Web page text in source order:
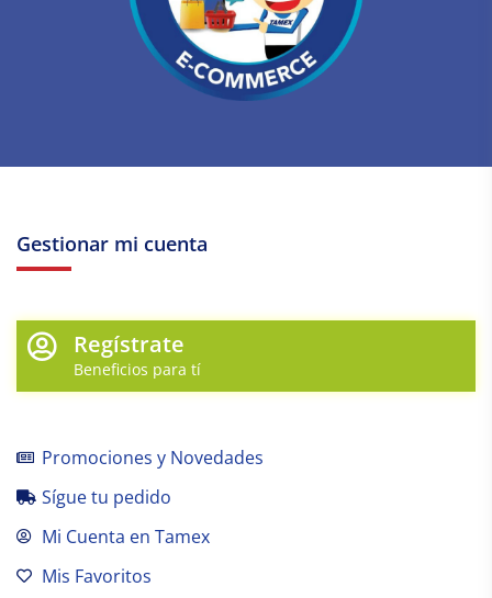
Gestionar mi cuenta
Regístrate
Beneficios para tí
Promociones y Novedades
Sígue tu pedido
Mi Cuenta en Tamex
Mis Favoritos